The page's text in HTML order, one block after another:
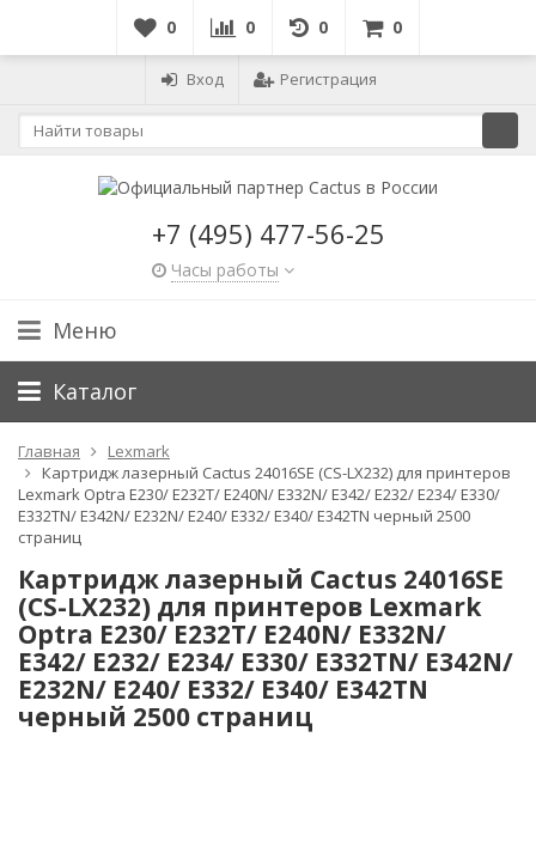
0 0 0 0
Вход Регистрация
+7 (495) 477-56-25
Часы работы
Меню
Каталог
Главная
Lexmark
Картридж лазерный Cactus 24016SE (CS-LX232) для принтеров
Lexmark Optra E230/ E232T/ E240N/ E332N/ E342/ E232/ E234/ E330/
E332TN/ E342N/ E232N/ E240/ E332/ E340/ E342TN черный 2500
страниц
Картридж лазерный Cactus 24016SE
(CS-LX232) для принтеров Lexmark
Optra E230/ E232T/ E240N/ E332N/
E342/ E232/ E234/ E330/ E332TN/ E342N/
E232N/ E240/ E332/ E340/ E342TN
черный 2500 страниц